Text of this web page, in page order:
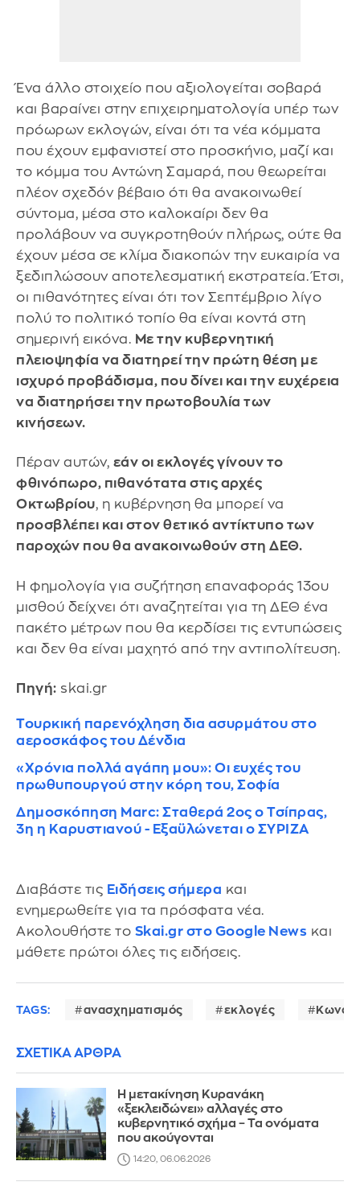
Ένα άλλο στοιχείο που αξιολογείται σοβαρά
και βαραίνει στην επιχειρηματολογία υπέρ των
πρόωρων εκλογών, είναι ότι τα νέα κόμματα
που έχουν εμφανιστεί στο προσκήνιο, μαζί και
το κόμμα του Αντώνη Σαμαρά, που θεωρείται
πλέον σχεδόν βέβαιο ότι θα ανακοινωθεί
σύντομα, μέσα στο καλοκαίρι δεν θα
προλάβουν να συγκροτηθούν πλήρως, ούτε θα
έχουν μέσα σε κλίμα διακοπών την ευκαιρία να
ξεδιπλώσουν αποτελεσματική εκστρατεία. Έτσι,
οι πιθανότητες είναι ότι τον Σεπτέμβριο λίγο
πολύ το πολιτικό τοπίο θα είναι κοντά στη
σημερινή εικόνα. Με την κυβερνητική
πλειοψηφία να διατηρεί την πρώτη θέση με
ισχυρό προβάδισμα, που δίνει και την ευχέρεια
να διατηρήσει την πρωτοβουλία των
κινήσεων.
Πέραν αυτών, εάν οι εκλογές γίνουν το
φθινόπωρο, πιθανότατα στις αρχές
Οκτωβρίου, η κυβέρνηση θα μπορεί να
προσβλέπει και στον θετικό αντίκτυπο των
παροχών που θα ανακοινωθούν στη ΔΕΘ.
Η φημολογία για συζήτηση επαναφοράς 13ου
μισθού δείχνει ότι αναζητείται για τη ΔΕΘ ένα
πακέτο μέτρων που θα κερδίσει τις εντυπώσεις
και δεν θα είναι μαχητό από την αντιπολίτευση.
Πηγή: skai.gr
Τουρκική παρενόχληση δια ασυρμάτου στο
αεροσκάφος του Δένδια
«Χρόνια πολλά αγάπη μου»: Οι ευχές του
πρωθυπουργού στην κόρη του, Σοφία
Δημοσκόπηση Marc: Σταθερά 2ος ο Τσίπρας,
3η η Καρυστιανού - Εξαϋλώνεται ο ΣΥΡΙΖΑ
Διαβάστε τις Ειδήσεις σήμερα και
ενημερωθείτε για τα πρόσφατα νέα.
Ακολουθήστε το Skai.gr στο Google News και
μάθετε πρώτοι όλες τις ειδήσεις.
TAGS: ανασχηματισμός εκλογές
ΣΧΕΤΙΚΑ ΑΡΘΡΑ
Η μετακίνηση Κυρανάκη
«ξεκλειδώνει» αλλαγές στο
κυβερνητικό σχήμα – Τα ονόματα
που ακούγονται
14:20, 06.06.2026